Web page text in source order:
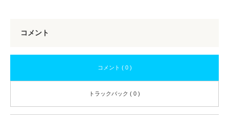
コメント
コメント ( 0 )
トラックバック ( 0 )